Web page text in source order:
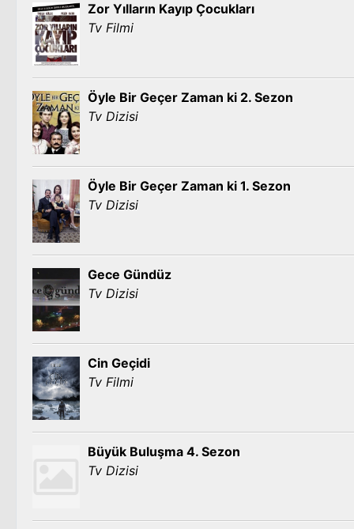
Zor Yılların Kayıp Çocukları
Tv Filmi
Öyle Bir Geçer Zaman ki 2. Sezon
Tv Dizisi
Öyle Bir Geçer Zaman ki 1. Sezon
Tv Dizisi
Gece Gündüz
Tv Dizisi
Cin Geçidi
Tv Filmi
Büyük Buluşma 4. Sezon
Tv Dizisi